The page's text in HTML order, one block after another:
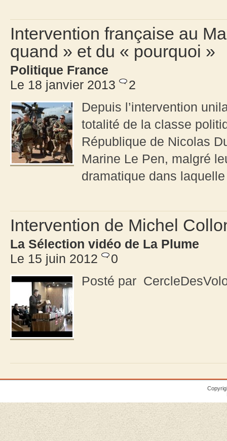
Intervention française au
quand » et du « pourquoi »
Politique France
Le 18 janvier 2013
2
Depuis l’intervention
totalité de la classe
République de Nicolas
Marine Le Pen, malgré
dramatique dans
Intervention de Michel
La Sélection vidéo de La Plume
Le 15 juin 2012
0
Posté par